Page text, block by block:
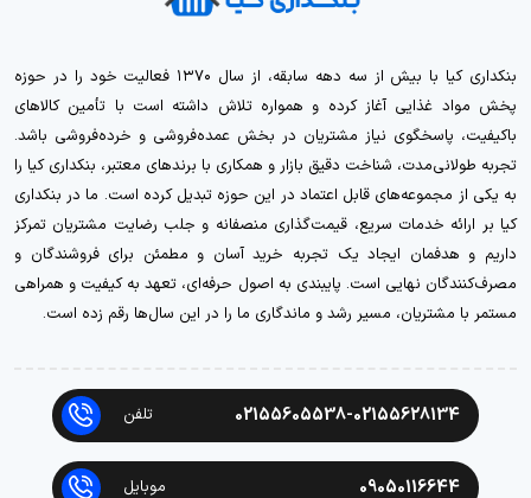
بنکداری کیا با بیش از سه دهه سابقه، از سال ۱۳۷۰ فعالیت خود را در حوزه
پخش مواد غذایی آغاز کرده و همواره تلاش داشته است با تأمین کالاهای
باکیفیت، پاسخگوی نیاز مشتریان در بخش عمده‌فروشی و خرده‌فروشی باشد.
تجربه طولانی‌مدت، شناخت دقیق بازار و همکاری با برندهای معتبر، بنکداری کیا را
به یکی از مجموعه‌های قابل اعتماد در این حوزه تبدیل کرده است. ما در بنکداری
کیا بر ارائه خدمات سریع، قیمت‌گذاری منصفانه و جلب رضایت مشتریان تمرکز
داریم و هدفمان ایجاد یک تجربه خرید آسان و مطمئن برای فروشندگان و
مصرف‌کنندگان نهایی است. پایبندی به اصول حرفه‌ای، تعهد به کیفیت و همراهی
مستمر با مشتریان، مسیر رشد و ماندگاری ما را در این سال‌ها رقم زده است.
02155605538-02155628134 تلفن
09050116644 موبایل